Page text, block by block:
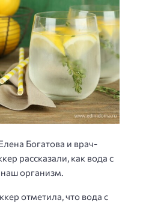
Богатова и врач-
рассказали, как вода с
организм.
отметила, что вода с